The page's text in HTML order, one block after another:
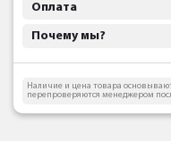
Оплата
Почему мы?
Наличие и цена товара
перепроверяются менеджером